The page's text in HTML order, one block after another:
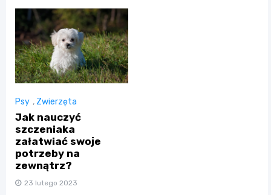
Psy , Zwierzęta
Jak nauczyć
szczeniaka
załatwiać swoje
potrzeby na
zewnątrz?
23 lutego 2023